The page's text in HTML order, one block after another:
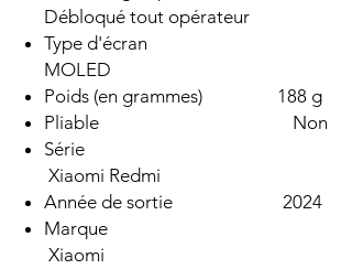
Débloqué tout opérateur
Type d'écran
MOLED
Poids (en grammes) 188 g
Pliable Non
Série
Xiaomi Redmi
Année de sortie 2024
Marque
Xiaomi